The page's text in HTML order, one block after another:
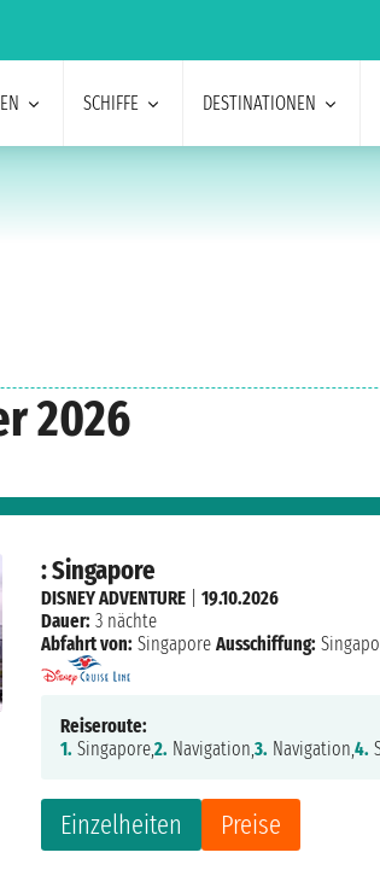
SCHIFFE DESTINATIONEN
2026
: Singapore
Einzelheiten Preise
DISNEY ADVENTURE |19.10.2026
Dauer: 3 nächte
Abfahrt von: Singapore Ausschiffung:
Reiseroute:
1. Singapore,2. Navigation,3. Navigation,4.